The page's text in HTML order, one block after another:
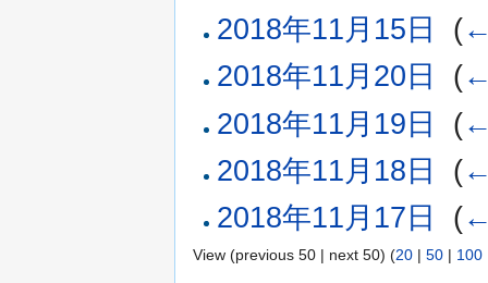
2018年11月15日
(
2018年11月20日
(
2018年11月19日
(
2018年11月18日
(
2018年11月17日
(
View (previous 50 | next 50) (20 | 50 | 100